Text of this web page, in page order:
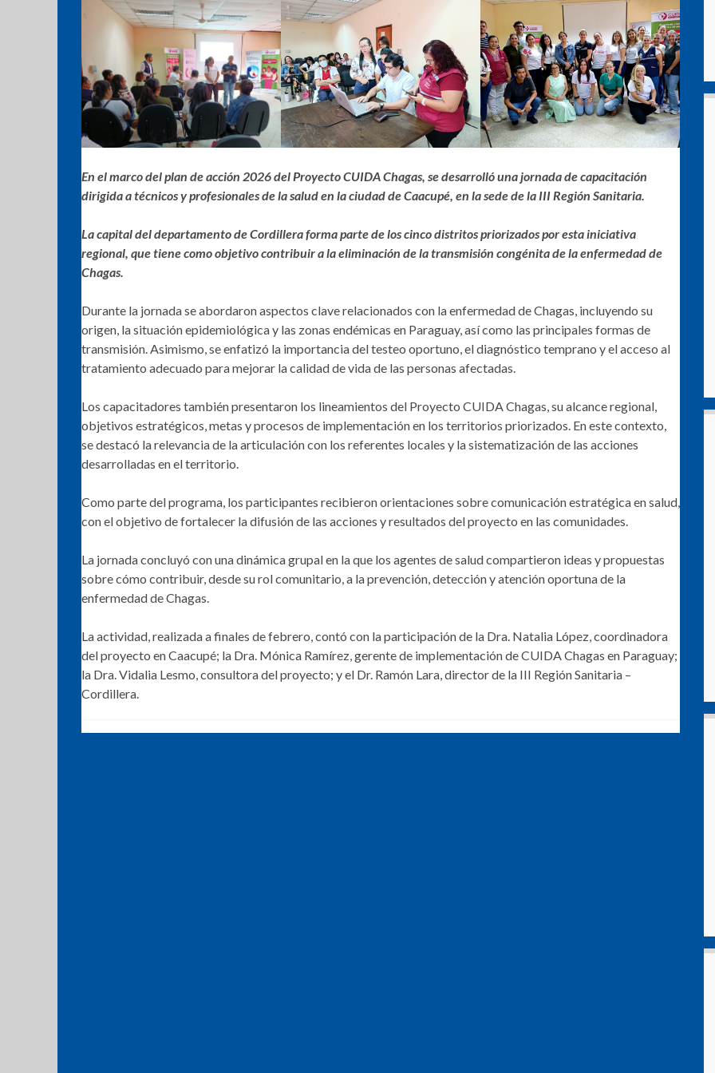
En el marco del plan de acción 2026 del Proyecto CUIDA Chagas, se desarrolló una jornada de capacitación
dirigida a técnicos y profesionales de la salud en la ciudad de Caacupé, en la sede de la III Región Sanitaria.
La capital del departamento de Cordillera forma parte de los cinco distritos priorizados por esta iniciativa
regional, que tiene como objetivo contribuir a laeliminación de la transmisión congénita de la enfermedad de
Chagas.
Durante la jornada se abordaron aspectos clave relacionados con la enfermedad de Chagas, incluyendo su
origen, la situación epidemiológica y las zonas endémicas en Paraguay, así como las principales formas de
transmisión. Asimismo, se enfatizó la importancia del testeo oportuno, el diagnóstico temprano y el acceso al
tratamiento adecuado para mejorar la calidad de vida de las personas afectadas.
Los capacitadores también presentaron los lineamientos del Proyecto CUIDA Chagas, su alcance regional,
objetivos estratégicos, metas y procesos de implementación en los territorios priorizados. En este contexto,
se destacó la relevancia de la articulación con los referentes locales y la sistematización de las acciones
desarrolladas en el territorio.
Como parte del programa, los participantes recibieron orientaciones sobre comunicación estratégica en salud,
con el objetivo de fortalecer la difusión de las acciones y resultados del proyecto en las comunidades.
La jornada concluyó con una dinámica grupal en la que los agentes de salud compartieron ideas y propuestas
sobre cómo contribuir, desde su rol comunitario, a la prevención, detección y atención oportuna de la
enfermedad de Chagas.
La actividad, realizada a finales de febrero, contó con la participación de la Dra. Natalia López, coordinadora
del proyecto en Caacupé; la Dra. Mónica Ramírez, gerente de implementación de CUIDA Chagas en Paraguay;
la Dra. Vidalia Lesmo, consultora del proyecto; y el Dr. Ramón Lara, director de la III Región Sanitaria –
Cordillera.